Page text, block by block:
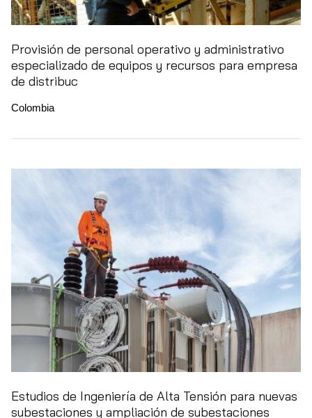
Provisión de personal operativo y administrativo
especializado de equipos y recursos para empresa
de distribuc
Colombia
Estudios de Ingeniería de Alta Tensión para nuevas
subestaciones y ampliación de subestaciones